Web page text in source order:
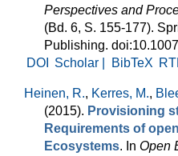
Perspectives and
(Bd. 6, S. 155-177).
Publishing.
DOI
Scholar | BibTeX
Heinen, R., Kerres, M.,
(2015). Provisioning
Requirements of
Ecosystems. In Open